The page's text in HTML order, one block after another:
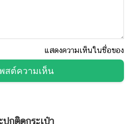
แสดงความเห็นในชื่อของ
สต์ความเห็น
ปุกติดกระเป๋า